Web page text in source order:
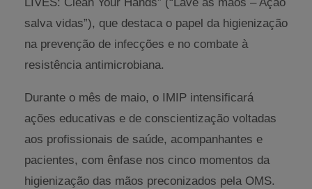
salva vidas”), que destaca o papel da higienização
na prevenção de infecções e no combate à
resistência antimicrobiana.
Durante o mês de maio, o IMIP intensificará
ações educativas e de conscientização voltadas
aos profissionais de saúde, acompanhantes e
pacientes, com ênfase nos cinco momentos da
higienização das mãos preconizados pela OMS.